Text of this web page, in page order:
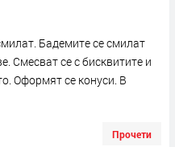
Бадемите се смилат
Смесват се с бисквитите и
Оформят се конуси. В
Прочети